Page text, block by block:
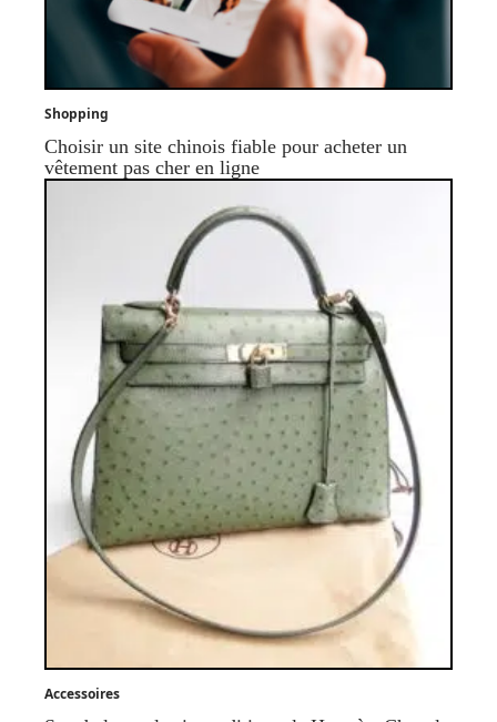
Shopping
Choisir un site chinois fiable pour acheter un
vêtement pas cher en ligne
Accessoires